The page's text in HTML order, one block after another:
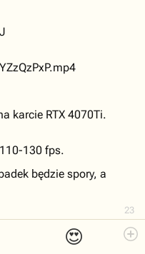
23
karcie RTX 4070Ti.
130 fps.
będzie spory, a
😍